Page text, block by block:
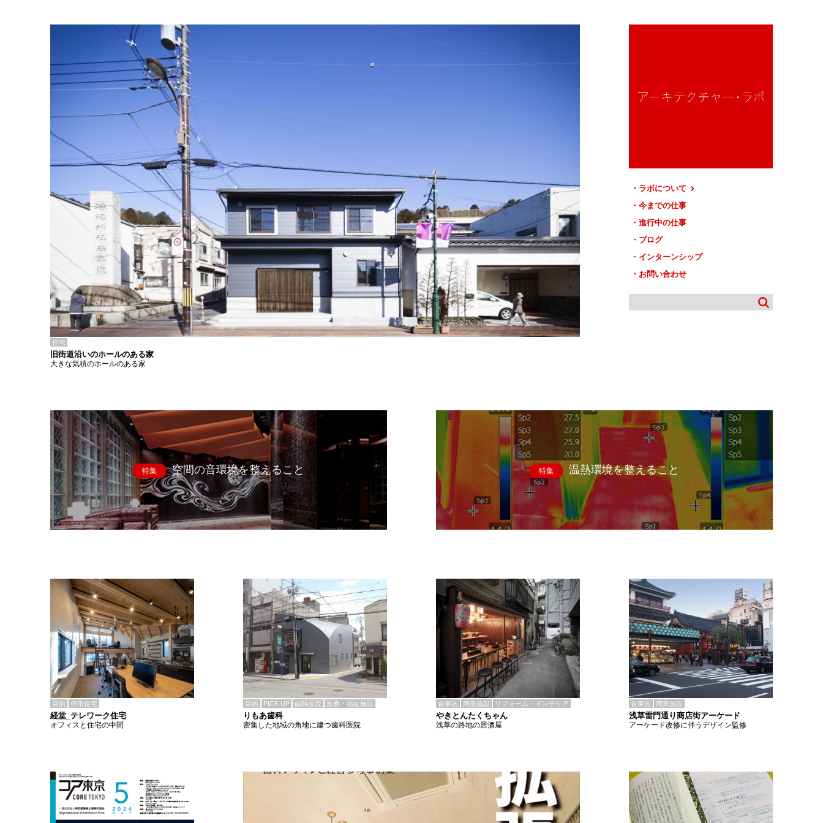
ラボについて
今までの仕事
進行中の仕事
ブログ
インターンシップ
お問い合わせ
住宅
旧街道沿いのホールのある家
大きな気積のホールのある家
特集 空間の音環境を整えること 特集 温熱環境を整えること
目的 併用住宅
経堂_テレワーク住宅
オフィスと住宅の中間
目的 PICK UP 歯科医院 医療・福祉施設
りもあ歯科
密集した地域の角地に建つ歯科医院
台東区 商業施設 リフォーム・インテリア
やきとんたくちゃん
浅草の路地の居酒屋
台東区 商業施設
浅草雷門通り商店街アーケード
アーケード改修に伴うデザイン監修